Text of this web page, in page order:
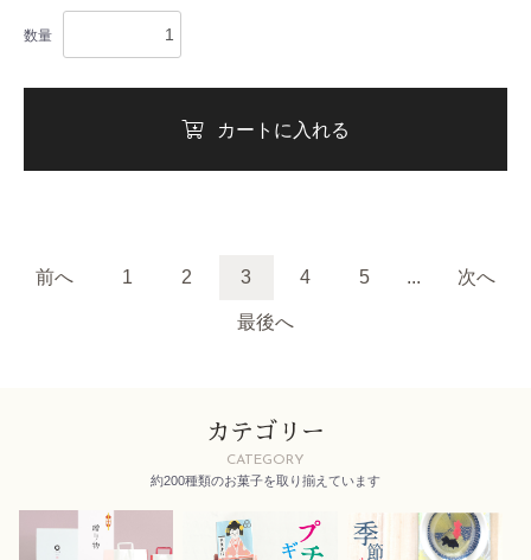
数量
カートに入れる
前へ 1 2 3 4 5 ... 次へ
最後へ
カテゴリー
CATEGORY
約200種類のお菓子を取り揃えています